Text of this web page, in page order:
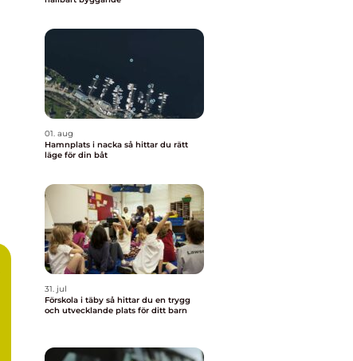
01. aug
Hamnplats i nacka så hittar du rätt
läge för din båt
31. jul
Förskola i täby så hittar du en trygg
och utvecklande plats för ditt barn